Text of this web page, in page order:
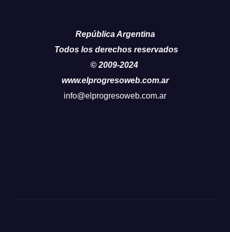
República Argentina
Todos los derechos reservados
© 2009-2024
www.elprogresoweb.com.ar
info@elprogresoweb.com.ar